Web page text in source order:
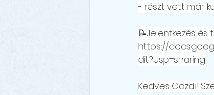
- részt vett már
📝Jelentkezés és
https://
dit?usp=sharing
Kedves Gazdi!